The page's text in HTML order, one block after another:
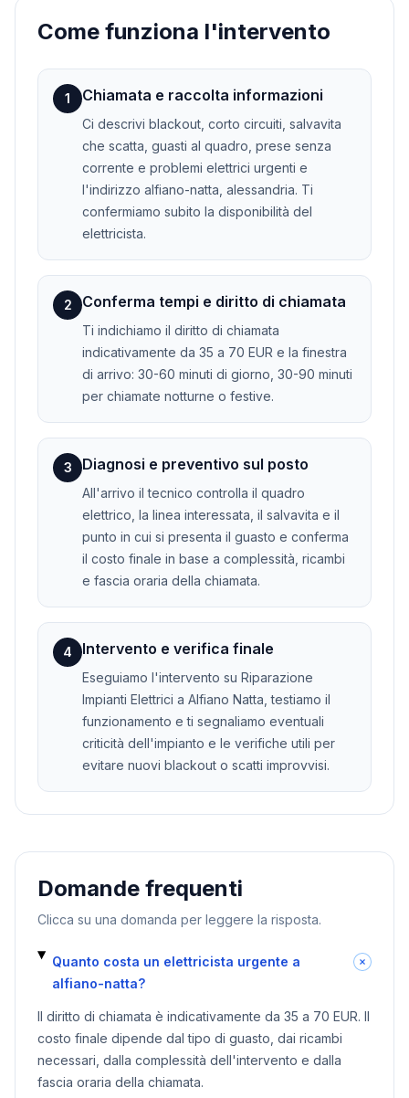
Come funziona l'intervento
1 Chiamata e raccolta informazioni
Ci descrivi blackout, corto circuiti, salvavita
che scatta, guasti al quadro, prese senza
corrente e problemi elettrici urgenti e
l'indirizzo alfiano-natta, alessandria. Ti
confermiamo subito la disponibilità del
elettricista.
2 Conferma tempi e diritto di chiamata
Ti indichiamo il diritto di chiamata
indicativamente da 35 a 70 EUR e la finestra
di arrivo: 30-60 minuti di giorno, 30-90 minuti
per chiamate notturne o festive.
3 Diagnosi e preventivo sul posto
All'arrivo il tecnico controlla il quadro
elettrico, la linea interessata, il salvavita e il
punto in cui si presenta il guasto e conferma
il costo finale in base a complessità, ricambi
e fascia oraria della chiamata.
4 Intervento e verifica finale
Eseguiamo l'intervento su Riparazione
Impianti Elettrici a Alfiano Natta, testiamo il
funzionamento e ti segnaliamo eventuali
criticità dell'impianto e le verifiche utili per
evitare nuovi blackout o scatti improvvisi.
Domande frequenti
Clicca su una domanda per leggere la risposta.
Quanto costa un elettricista urgente a
alfiano-natta?
Il diritto di chiamata è indicativamente da 35 a 70 EUR. Il
costo finale dipende dal tipo di guasto, dai ricambi
necessari, dalla complessità dell'intervento e dalla
fascia oraria della chiamata.